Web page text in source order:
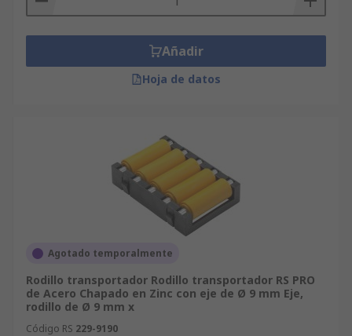
Añadir
Hoja de datos
Agotado temporalmente
Rodillo transportador Rodillo transportador RS PRO
de Acero Chapado en Zinc con eje de Ø 9 mm Eje,
rodillo de Ø 9 mm x
Código RS 229-9190